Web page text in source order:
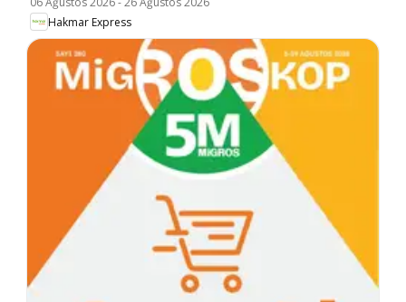
Hakmar Express